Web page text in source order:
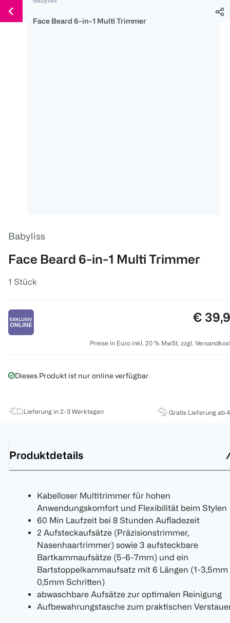
150 Ös
300 Ös
500 Ös
Weiter
zum
Face Beard 6-in-1 Multi Trimmer
Babyliss
Face Beard 6-in-1 Multi Trimmer
1 Stück
Preis:
€
Preise in Euro inkl. 20 % MwSt. zzgl.
Dieses Produkt ist nur online verfügbar
Lieferung in 2-3 Werktagen Gratis Lieferung ab
Produktdetails
Kabelloser Multitrimmer für hohen
Anwendungskomfort und Flexibilität beim Stylen
60 Min Laufzeit bei 8 Stunden Aufladezeit
2 Aufsteckaufsätze (Präzisionstrimmer,
Nasenhaartrimmer) sowie 3 aufsteckbare
Bartkammaufsätze (5-6-7mm) und ein
Bartstoppelkammaufsatz mit 6 Längen (1-3,5mm
0,5mm Schritten)
abwaschbare Aufsätze zur optimalen Reinigung
Aufbewahrungstasche zum praktischen